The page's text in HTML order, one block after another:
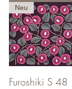
Neu
Furoshiki S 48